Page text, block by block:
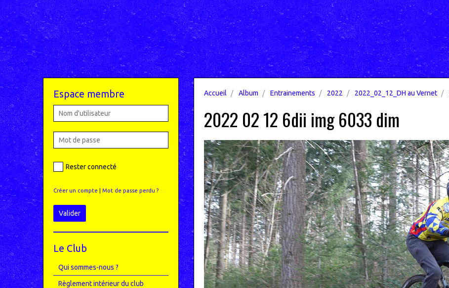
Accueil Album Entrainements 2022 2022_02_12_DH au Vernet
2022 02 12 6dii img 6033 dim
Espace membre
Rester connecté
Créer un compte Mot de passe perdu ?
Valider
Le Club
Qui sommes-nous ?
Règlement intérieur du club